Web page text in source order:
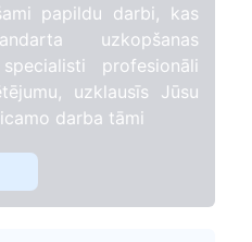
papildu darbi, kas
uzkopšanas
profesionāli
uzklausīs Jūsu
darba tāmi